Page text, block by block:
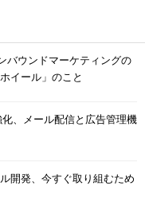
バウンドマーケティングの
イール」のこと
、メール配信と広告管理機
開発、今すぐ取り組むため